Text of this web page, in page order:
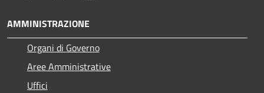
AMMINISTRAZIONE
Organi di Governo
Aree Amministrative
Uffici